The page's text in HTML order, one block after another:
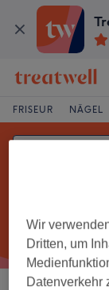
FRISEUR NÄGEL
Wir
Dritten, um
Datenverkehr